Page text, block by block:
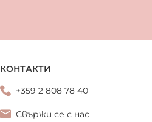
КОНТАКТИ
+359 2 808 78 40
Свържи се с нас